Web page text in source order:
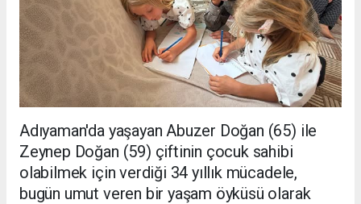
Adıyaman'da yaşayan Abuzer Doğan (65) ile
Zeynep Doğan (59) çiftinin çocuk sahibi
olabilmek için verdiği 34 yıllık mücadele,
bugün umut veren bir yaşam öyküsü olarak